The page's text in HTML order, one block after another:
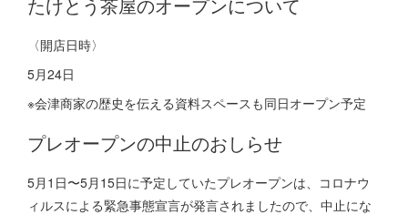
〈開店日時〉
5月24日
※会津商家の歴史を伝える資料スペースも同日オープン予定
プレオープンの中止のおしらせ
5月1日〜5月15日に予定していたプレオープンは、コロナウ
ィルスによる緊急事態宣言が発言されましたので、中止にな